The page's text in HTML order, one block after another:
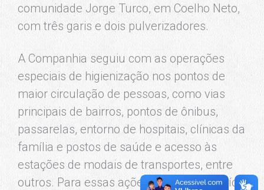
comunidade Jorge Turco, em Coelho Neto,
com três garis e dois pulverizadores.
A Companhia seguiu com as operações
especiais de higienização nos pontos de
maior circulação de pessoas, como vias
principais de bairros, pontos de ônibus,
passarelas, entorno de hospitais, clínicas da
família e postos de saúde e acesso às
estações de modais de transportes, entre
outros. Para essas ações, que tiveram início